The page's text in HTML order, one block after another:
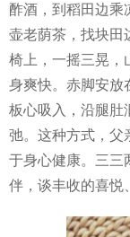
酢酒，到稻田边乘
壶老荫茶，找块田
椅上，一摇三晃，
身爽快。赤脚安放
板心吸入，沿腿肚
弛。这种方式，父
于身心健康。三三
伴，谈丰收的喜悦